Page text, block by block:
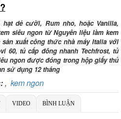
Ngoại thương Việt Nam
Công ty TNHH TADAVINA
069 1000 886 001
Ngoại thương Việt Nam
Chi nhánh Tây Hà Nội
Công ty TNHH MENMOT
069 1000 811 888
TMCP Việt Nam Thịnh Vượng
Chi nhánh VBbank Hà Nội
Nguyễn Văn Tuấn
222 899 001
dẻ cười, Rum nho, hoặc Vanilla,
siêu ngon từ Nguyên liệu làm kem
xuất công thức nhà máy Italia với
60, tủ cấp đông nhanh Techfrost, tủ
ngon được đóng trong hộp giấy thủ
sử dụng 12 tháng
, kem ngon
VIDEO BÌNH LUẬN